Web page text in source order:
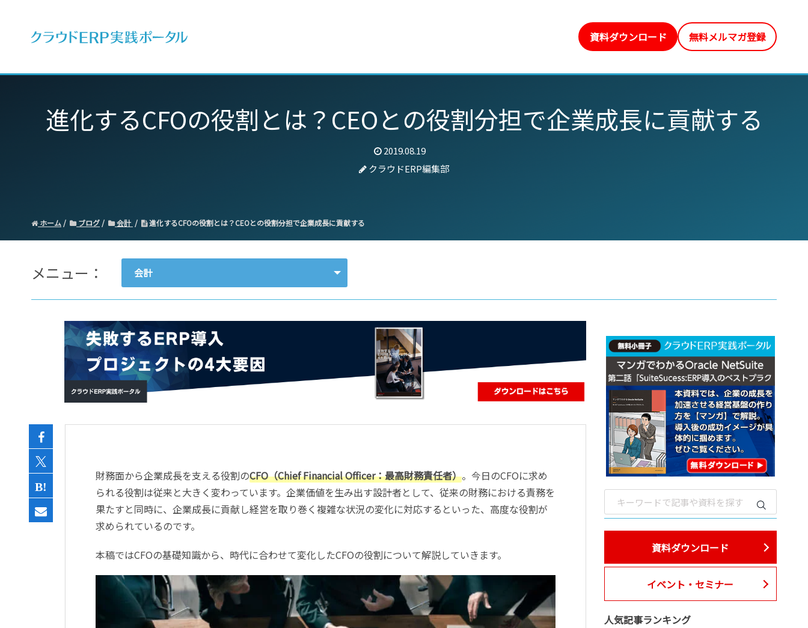
資料ダウンロード 無料メルマガ登録
進化するCFOの役割とは？CEOとの役割分担で企業成長に貢献する
2019.08.19
クラウドERP編集部
ホーム ブログ 会計 進化するCFOの役割とは？CEOとの役割分担で企業成長に貢献する
メニュー： 会計
会計
経営／業績管理
サプライチェーン／生産管理
CRM／営業支援／Eコマース
データ分析／BI
財務面から企業成長を支える役割のCFO（Chief Financial Officer：最高財務責任者）。今日のCFOに求め
られる役割は従来と大きく変わっています。企業価値を生み出す設計者として、従来の財務における責務を
果たすと同時に、企業成長に貢献し経営を取り巻く複雑な状況の変化に対応するといった、高度な役割が
求められているのです。
本稿ではCFOの基礎知識から、時代に合わせて変化したCFOの役割について解説していきます。
資料ダウンロード
イベント・セミナー
人気記事ランキング